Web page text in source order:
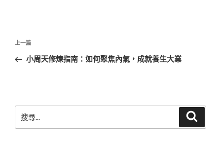
文
導
上
一
上一篇
小周天修煉指南：如何聚焦內氣，成就養生大業
尋